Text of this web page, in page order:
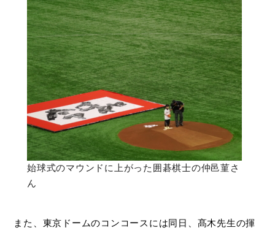
始球式のマウンドに上がった囲碁棋士の仲邑菫さ
ん
また、東京ドームのコンコースには同日、髙木先生の揮